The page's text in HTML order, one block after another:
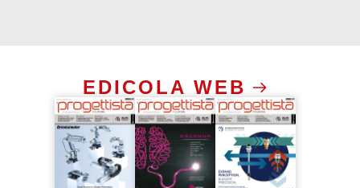
EDICOLA WEB